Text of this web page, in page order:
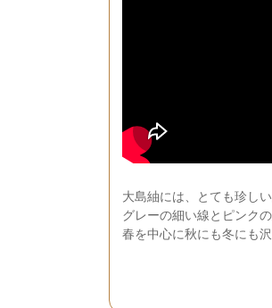
大島紬には、とても珍し
グレーの細い線とピンク
春を中心に秋にも冬にも